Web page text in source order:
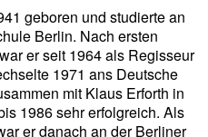
geboren und studierte an
Berlin. Nach ersten
er seit 1964 als Regisseur
1971 ans Deutsche
mit Klaus Erforth in
1986 sehr erfolgreich. Als
er danach an der Berliner